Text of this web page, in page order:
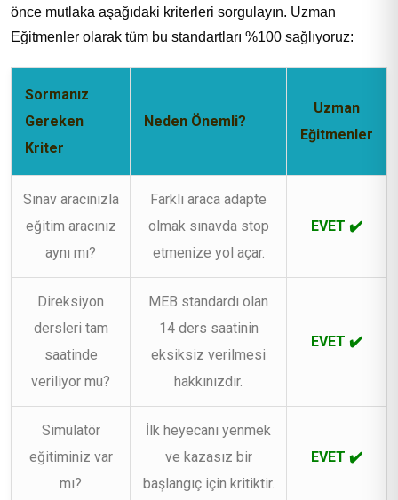
önce mutlaka aşağıdaki kriterleri sorgulayın. Uzman
Eğitmenler olarak tüm bu standartları %100 sağlıyoruz:
Sormanız
Gereken
Kriter
Neden Önemli?
Uzman
Eğitmenler
Sınav aracınızla
eğitim aracınız
aynı mı?
Farklı araca adapte
olmak sınavda stop
etmenize yol açar.
EVET ✔️
Direksiyon
dersleri tam
saatinde
veriliyor mu?
MEB standardı olan
14 ders saatinin
eksiksiz verilmesi
hakkınızdır.
EVET ✔️
Simülatör
eğitiminiz var
mı?
İlk heyecanı yenmek
ve kazasız bir
başlangıç için kritiktir.
EVET ✔️